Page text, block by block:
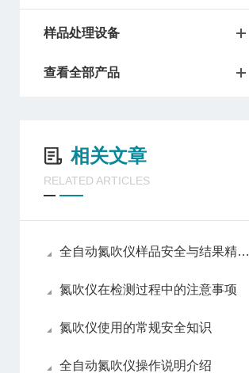
样品处理设备
查看全部产品
相关文章
RELATED ARTICLES
全自动氮吹仪样品安全与结果精准性
氮吹仪在检测过程中的注意事项
氮吹仪使用的常规安全知识
全自动氮吹仪操作说明介绍